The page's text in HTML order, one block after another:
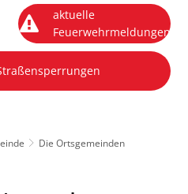
aktuelle
Feuerwehrmeldungen
Die Ortsgemeinden